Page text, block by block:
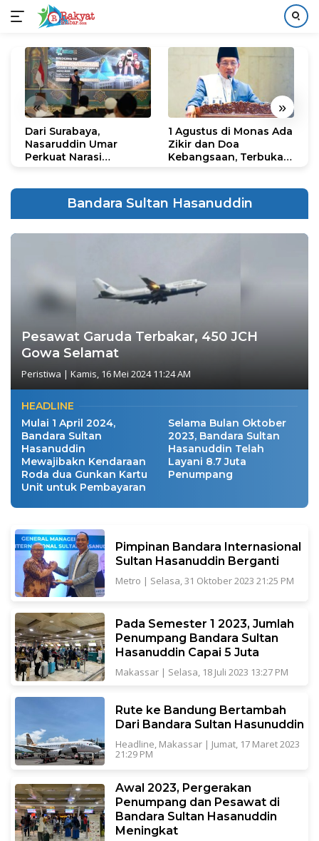
konten
« »
Dari Surabaya,
Nasaruddin Umar
Perkuat Narasi
1 Agustus di Monas Ada
Zikir dan Doa
Kebangsaan, Terbuka
Bandara Sultan Hasanuddin
Pesawat Garuda Terbakar, 450 JCH
Gowa Selamat
Peristiwa | Kamis, 16 Mei 2024 11:24 AM
HEADLINE
Mulai 1 April 2024,
Bandara Sultan
Hasanuddin
Mewajibakn Kendaraan
Roda dua Gunkan Kartu
Unit untuk Pembayaran
Selama Bulan Oktober
2023, Bandara Sultan
Hasanuddin Telah
Layani 8.7 Juta
Penumpang
Pimpinan Bandara Internasional
Sultan Hasanuddin Berganti
Metro | Selasa, 31 Oktober 2023 21:25 PM
Pada Semester 1 2023, Jumlah
Penumpang Bandara Sultan
Hasanuddin Capai 5 Juta
Makassar| Selasa, 18 Juli 2023 13:27 PM
Rute ke Bandung Bertambah
Dari Bandara Sultan Hasunuddin
Headline, Makassar| Jumat, 17 Maret 2023
21:29 PM
Awal 2023, Pergerakan
Penumpang dan Pesawat di
Bandara Sultan Hasanuddin
Meningkat